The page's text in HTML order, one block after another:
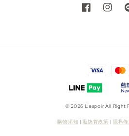
© 2026 L’espoir All Right
購物須知 |退換貨政策 | 隱私條